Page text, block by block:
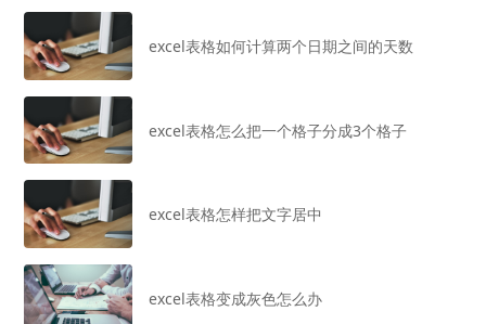
excel表格如何计算两个日期之间的天数
excel表格怎么把一个格子分成3个格子
excel表格怎样把文字居中
excel表格变成灰色怎么办